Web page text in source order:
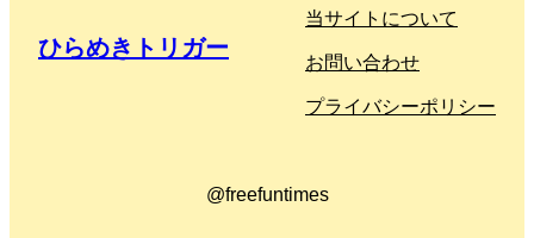
ひらめきトリガー
当サイトについて
お問い合わせ
プライバシーポリシー
@freefuntimes